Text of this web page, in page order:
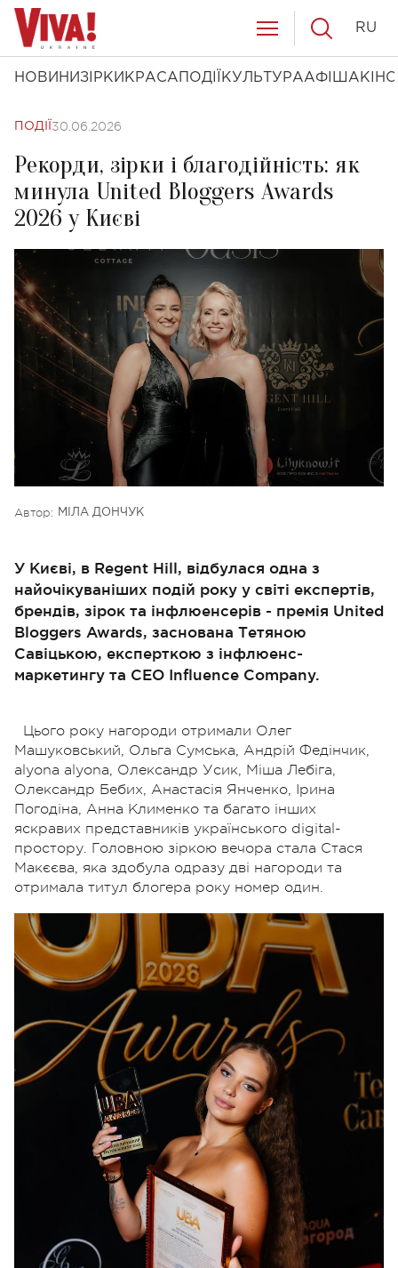
НОВИНИ ЗІРКИ КРАСА ПОДІЇ КУЛЬТУРААФІША КІНО
RU
ПОДІЇ 30.06.2026
Рекорди, зірки і благодійність: як
минула United Bloggers Awards
2026 у Києві
Автор: МІЛА ДОНЧУК
У Києві, в Regent Hill, відбулася одна з
найочікуваніших подій року у світі експертів,
брендів, зірок та інфлюенсерів - премія United
Bloggers Awards, заснована Тетяною
Савіцькою, експерткою з інфлюенс-
маркетингу та CEO Influence Company.
Цього року нагороди отримали Олег
Машуковський, Ольга Сумська, Андрій Федінчик,
alyona alyona, Олександр Усик, Міша Лебіга,
Олександр Бебих, Анастасія Янченко, Ірина
Погодіна, Анна Клименко та багато інших
яскравих представників українського digital-
простору. Головною зіркою вечора стала Стася
Макєєва, яка здобула одразу дві нагороди та
отримала титул блогера року номер один.